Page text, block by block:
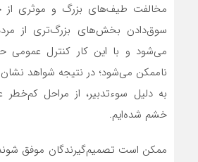
مخالفت طیف‌‌‌‌‌‌های بزرگ و موثری از
سوق‌دادن بخش‌های بزرگ‌تری از
می‌شود و با این کار کنترل عمومی
ناممکن می‌شود؛ در نتیجه شواهد
به دلیل سوءتدبیر، از مراحل کم‌‌‌‌‌‌خطر
خشم شده‌‌‌‌‌‌ایم.
ممکن است تصمیم‌گیرندگان موفق